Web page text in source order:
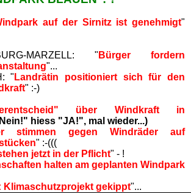
auf der Sirnitz ist genehmigt"
MARZELL: " Bürger fordern
"...
" Landrätin positioniert sich für den
" :-)
über Windkraft in
hiess "JA!", mal wieder...)
stimmen gegen Windräder auf
" :-(((
jetzt in der Pflicht" - !
halten am geplanten Windpark
Klimaschutzprojekt gekippt"...